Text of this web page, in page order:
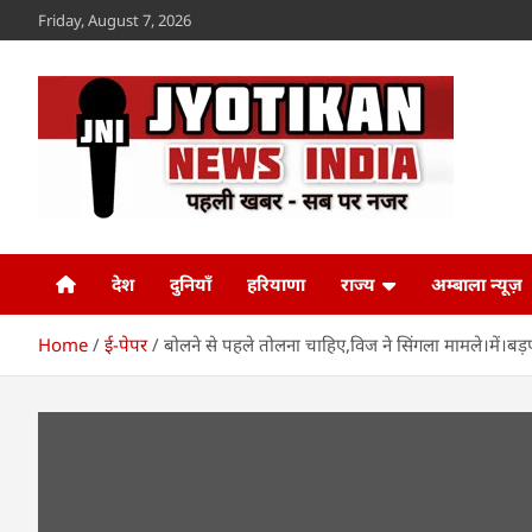
to
Friday, August 7, 2026
Jyotikan
देश दुनियाँ हरियाणा राज्य अम्बाला न्यूज़
Home ई-पेपर बोलने से पहले तोलना चाहिए,विज ने सिंगला